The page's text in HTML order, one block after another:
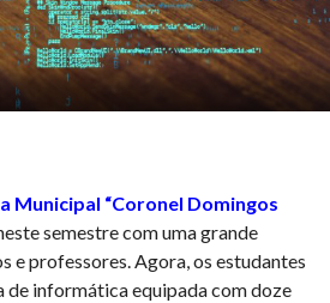
Municipal “Coronel Domingos
semestre com uma grande
e professores. Agora, os estudantes
de informática equipada com doze